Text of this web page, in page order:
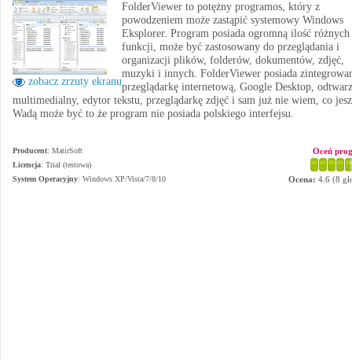
zobacz zrzuty ekranu
FolderViewer to potężny programos, który z
powodzeniem może zastąpić systemowy Windows
Eksplorer. Program posiada ogromną ilość różnych
funkcji, może być zastosowany do przeglądania i
organizacji plików, folderów, dokumentów, zdjęć,
muzyki i innych. FolderViewer posiada
przeglądarkę internetową, Google Desktop,
multimedialny, edytor tekstu, przeglądarkę zdjęć i sam już nie wiem, co
Wadą może być to że program nie posiada polskiego interfejsu.
Producent: MatirSoft
Licencja: Trial (testowa)
System Operacyjny: Windows XP/Vista/7/8/10
Oceń
Ocena: 4.6 (8